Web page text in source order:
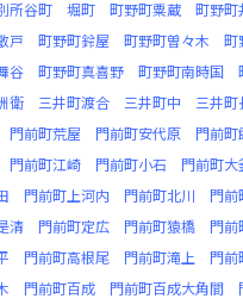
所谷町 堀町 町野町粟蔵 町野町
戸 町野町鈴屋 町野町曽々木 町
谷 町野町真喜野 町野町南時国
衛 三井町渡合 三井町中 三井町
門前町荒屋 門前町安代原 門前町
門前町江崎 門前町小石 門前町大
門前町上河内 門前町北川 門前
清 門前町定広 門前町猿橋 門前
門前町高根尾 門前町滝上 門前
門前町百成 門前町百成大角間